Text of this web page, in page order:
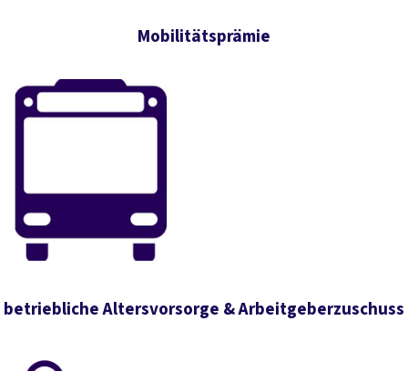
Mobilitätsprämie
betriebliche Altersvorsorge & Arbeitgeberzuschuss